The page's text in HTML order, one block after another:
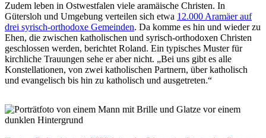
Zudem leben in Ostwestfalen viele aramäische Christen. In
Gütersloh und Umgebung verteilen sich etwa 12.000 Aramäer auf
drei syrisch-orthodoxe Gemeinden. Da komme es hin und wieder zu
Ehen, die zwischen katholischen und syrisch-orthodoxen Christen
geschlossen werden, berichtet Roland. Ein typisches Muster für
kirchliche Trauungen sehe er aber nicht. „Bei uns gibt es alle
Konstellationen, von zwei katholischen Partnern, über katholisch
und evangelisch bis hin zu katholisch und ausgetreten.“